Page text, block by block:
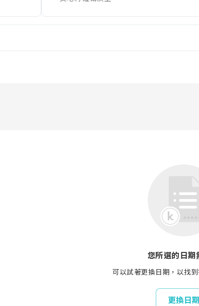
最舒適
費無線網
照片並回
宿的泊
房提供
備影音
您所選的日期
可以試著更換日期，以找
更換日期